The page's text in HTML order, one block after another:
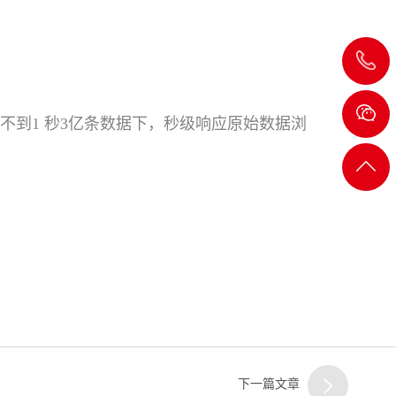
020-
8232
2722
返回
到1 秒3亿条数据下，秒级响应原始数据浏
下一篇文章